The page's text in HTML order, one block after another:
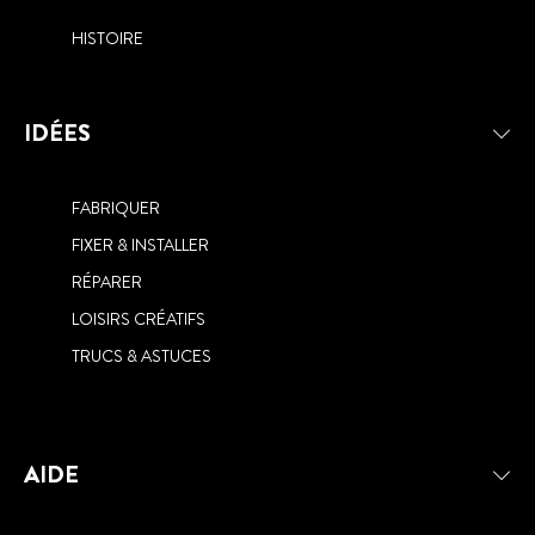
HISTOIRE
IDÉES
FABRIQUER
FIXER & INSTALLER
RÉPARER
LOISIRS CRÉATIFS
TRUCS & ASTUCES
AIDE